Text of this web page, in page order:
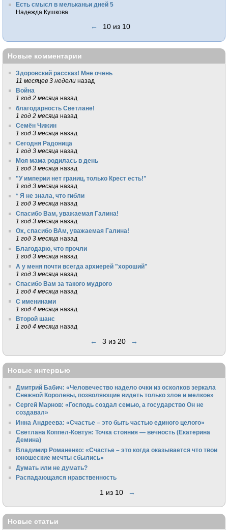
Есть смысл в мельканьи дней 5
Надежда Кушкова
← 10 из 10
Новые комментарии
Здоровский рассказ! Мне очень
11 месяцев 3 недели назад
Война
1 год 2 месяца назад
благодарность Светлане!
1 год 2 месяца назад
Семён Чижин
1 год 3 месяца назад
Сегодня Радоница
1 год 3 месяца назад
Моя мама родилась в день
1 год 3 месяца назад
"У империи нет границ, только Крест есть!"
1 год 3 месяца назад
* Я не знала, что гибли
1 год 3 месяца назад
Спасибо Вам, уважаемая Галина!
1 год 3 месяца назад
Ох, спасибо ВАм, уважаемая Галина!
1 год 3 месяца назад
Благодарю, что прочли
1 год 3 месяца назад
А у меня почти всегда архиерей "хороший"
1 год 3 месяца назад
Спасибо Вам за такого мудрого
1 год 4 месяца назад
С именинами
1 год 4 месяца назад
Второй шанс
1 год 4 месяца назад
← 3 из 20 →
Новые интервью
Дмитрий Бабич: «Человечество надело очки из осколков зеркала
Снежной Королевы, позволяющие видеть только злое и мелкое»
Сергей Марнов: «Господь создал семью, а государство Он не
создавал»
Инна Андреева: «Счастье – это быть частью единого целого»
Светлана Коппел-Ковтун: Точка стояния — вечность (Екатерина
Демина)
Владимир Романенко: «Счастье – это когда оказывается что твои
юношеские мечты сбылись»
Думать или не думать?
Распадающаяся нравственность
1 из 10 →
Новые статьи